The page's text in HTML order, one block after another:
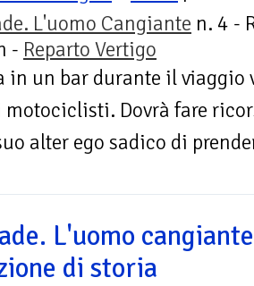
L'uomo Cangiante n. 4 -
- Reparto Vertigo
in un bar durante il
Dovrà fare
alter ego sadico di
L'uomo
di storia